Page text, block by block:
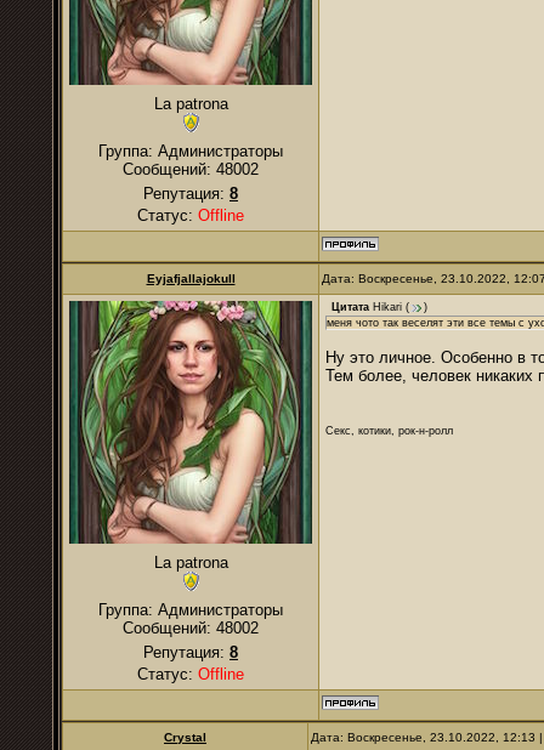
La patrona
Группа: Администраторы
Сообщений: 48002
Репутация: 8
Статус: Offline
Eyjafjallajokull Дата: Воскресенье, 23.10.2022,
La patrona
Группа: Администраторы
Сообщений: 48002
Репутация: 8
Статус: Offline
Цитата Hikari (
)
меня чото так веселят эти все темы с
Ну это личное. Особенно в
Тем более, человек никаких
Секс, котики, рок-н-ролл
Crystal Дата: Воскресенье, 23.10.2022,